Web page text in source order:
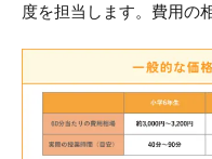
度を担当します。費用の